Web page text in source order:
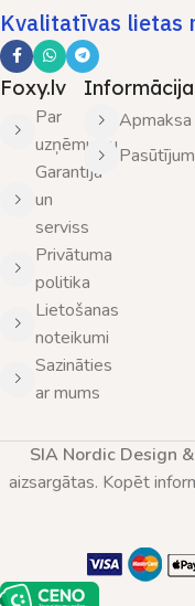
Kvalitatīvas lietas
Foxy.lv
Par
uzņēmumu
Garantija
un
serviss
Privātuma
politika
Lietošanas
noteikumi
Sazināties
ar mums
Informācija
SIA Nordic Design
aizsargātas. Kopēt